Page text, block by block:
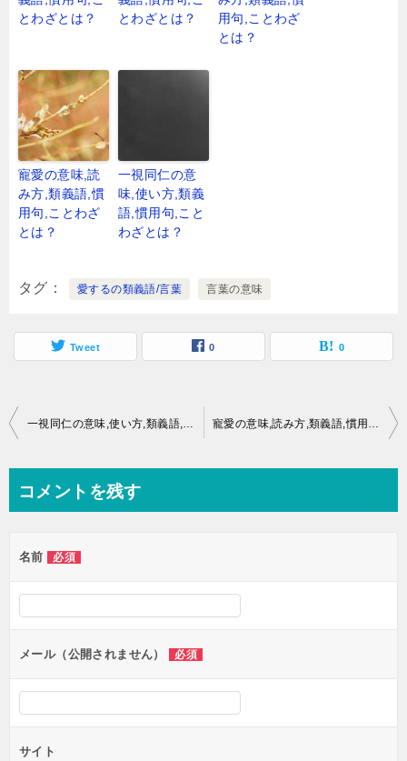
とわざとは？
とわざとは？
用句,ことわざ
とは？
寵愛の意味,読
み方,類義語,慣
用句,ことわざ
とは？
一視同仁の意
味,使い方,類義
語,慣用句,こと
わざとは？
タグ 愛するの類義語/言葉 言葉の意味
Tweet 0 0
投
ビ
ー
シ
ン
一視同仁の意味,使い方,類義語,慣用句,ことわざとは？ 寵愛の意味,読み方,類義語,慣用句,ことわざとは？
コメントを残す
名前 必須
メール（公開されません） 必須
サイト